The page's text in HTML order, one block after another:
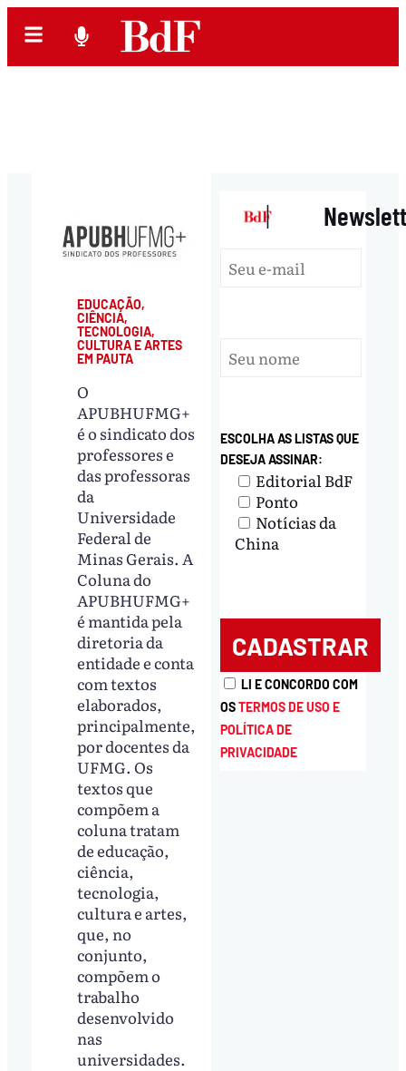
EDUCAÇÃO,
CIÊNCIA,
TECNOLOGIA,
CULTURA E ARTES
EM PAUTA
O
APUBHUFMG+
é o sindicato dos
professores e
das professoras
da
Universidade
Federal de
Minas Gerais. A
Coluna do
APUBHUFMG+
é mantida pela
diretoria da
entidade e conta
com textos
elaborados,
principalmente,
por docentes da
UFMG. Os
textos que
compõem a
coluna tratam
de educação,
ciência,
tecnologia,
cultura e artes,
que, no
conjunto,
compõem o
trabalho
desenvolvido
nas
universidades.
|
ESCOLHA AS LISTAS QUE
DESEJA ASSINAR:
Editorial BdF
Ponto
Notícias da
China
LI E CONCORDO COM
OSTERMOS DE USO E
POLÍTICA DE
PRIVACIDADE